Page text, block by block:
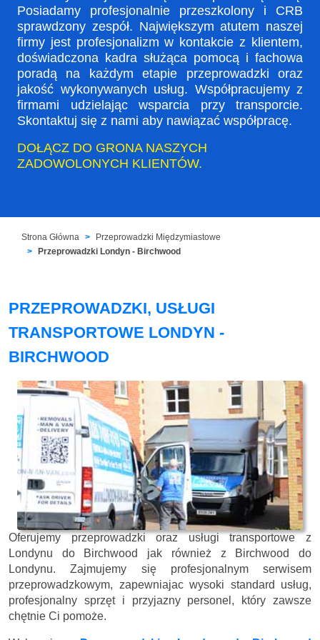
Posiadamy profesjonalnie przeszkolony i CRB
sprawdzony zespół. Największym atutem naszej
firmy jest profesjonalizm w kontakcie z klientem,
doświadczona kadra służąca pomocą i fachowa
poradą na każdym etapie przeprowadzki oraz
jakość wykonywanych usług. Współpracujemy z
firmami udzielając wsparcia przy transporcie.
Skontaktuj się z nami aby nawiązać współpracę.
DOŁĄCZ DO GRONA NASZYCH
ZADOWOLONYCH KLIENTÓW.
Strona Główna
Przeprowadzki Międzymiastowe
Przeprowadzki Londyn - Birchwood
PRZEPROWADZKI, USŁUGI
TRANSPORTOWE LONDYN -
BIRCHWOOD
Oferujemy przeprowadzki oraz usługi transportowe z
Londynu do Birchwood jak również z Birchwood do
Londynu. Zajmujemy się profesjonalnym serwisem
przeprowadzkowym, zapewniajac wysoki standard usług,
profesjonalny sprzęt i przyjazny personel, który zawsze
chętnie Ci pomoże.